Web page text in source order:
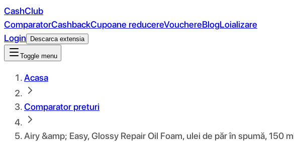
CashClub
ComparatorCashbackCupoane reducereVouchereBlogLoializare
Login
Descarca extensia
Toggle menu
Acasa
Comparator preturi
Airy &amp; Easy, Glossy Repair Oil Foam, ulei de păr în spumă, 150